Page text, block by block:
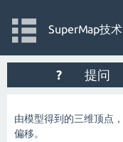
SuperMap技
? 提问
由模型得到的三维顶点
偏移。